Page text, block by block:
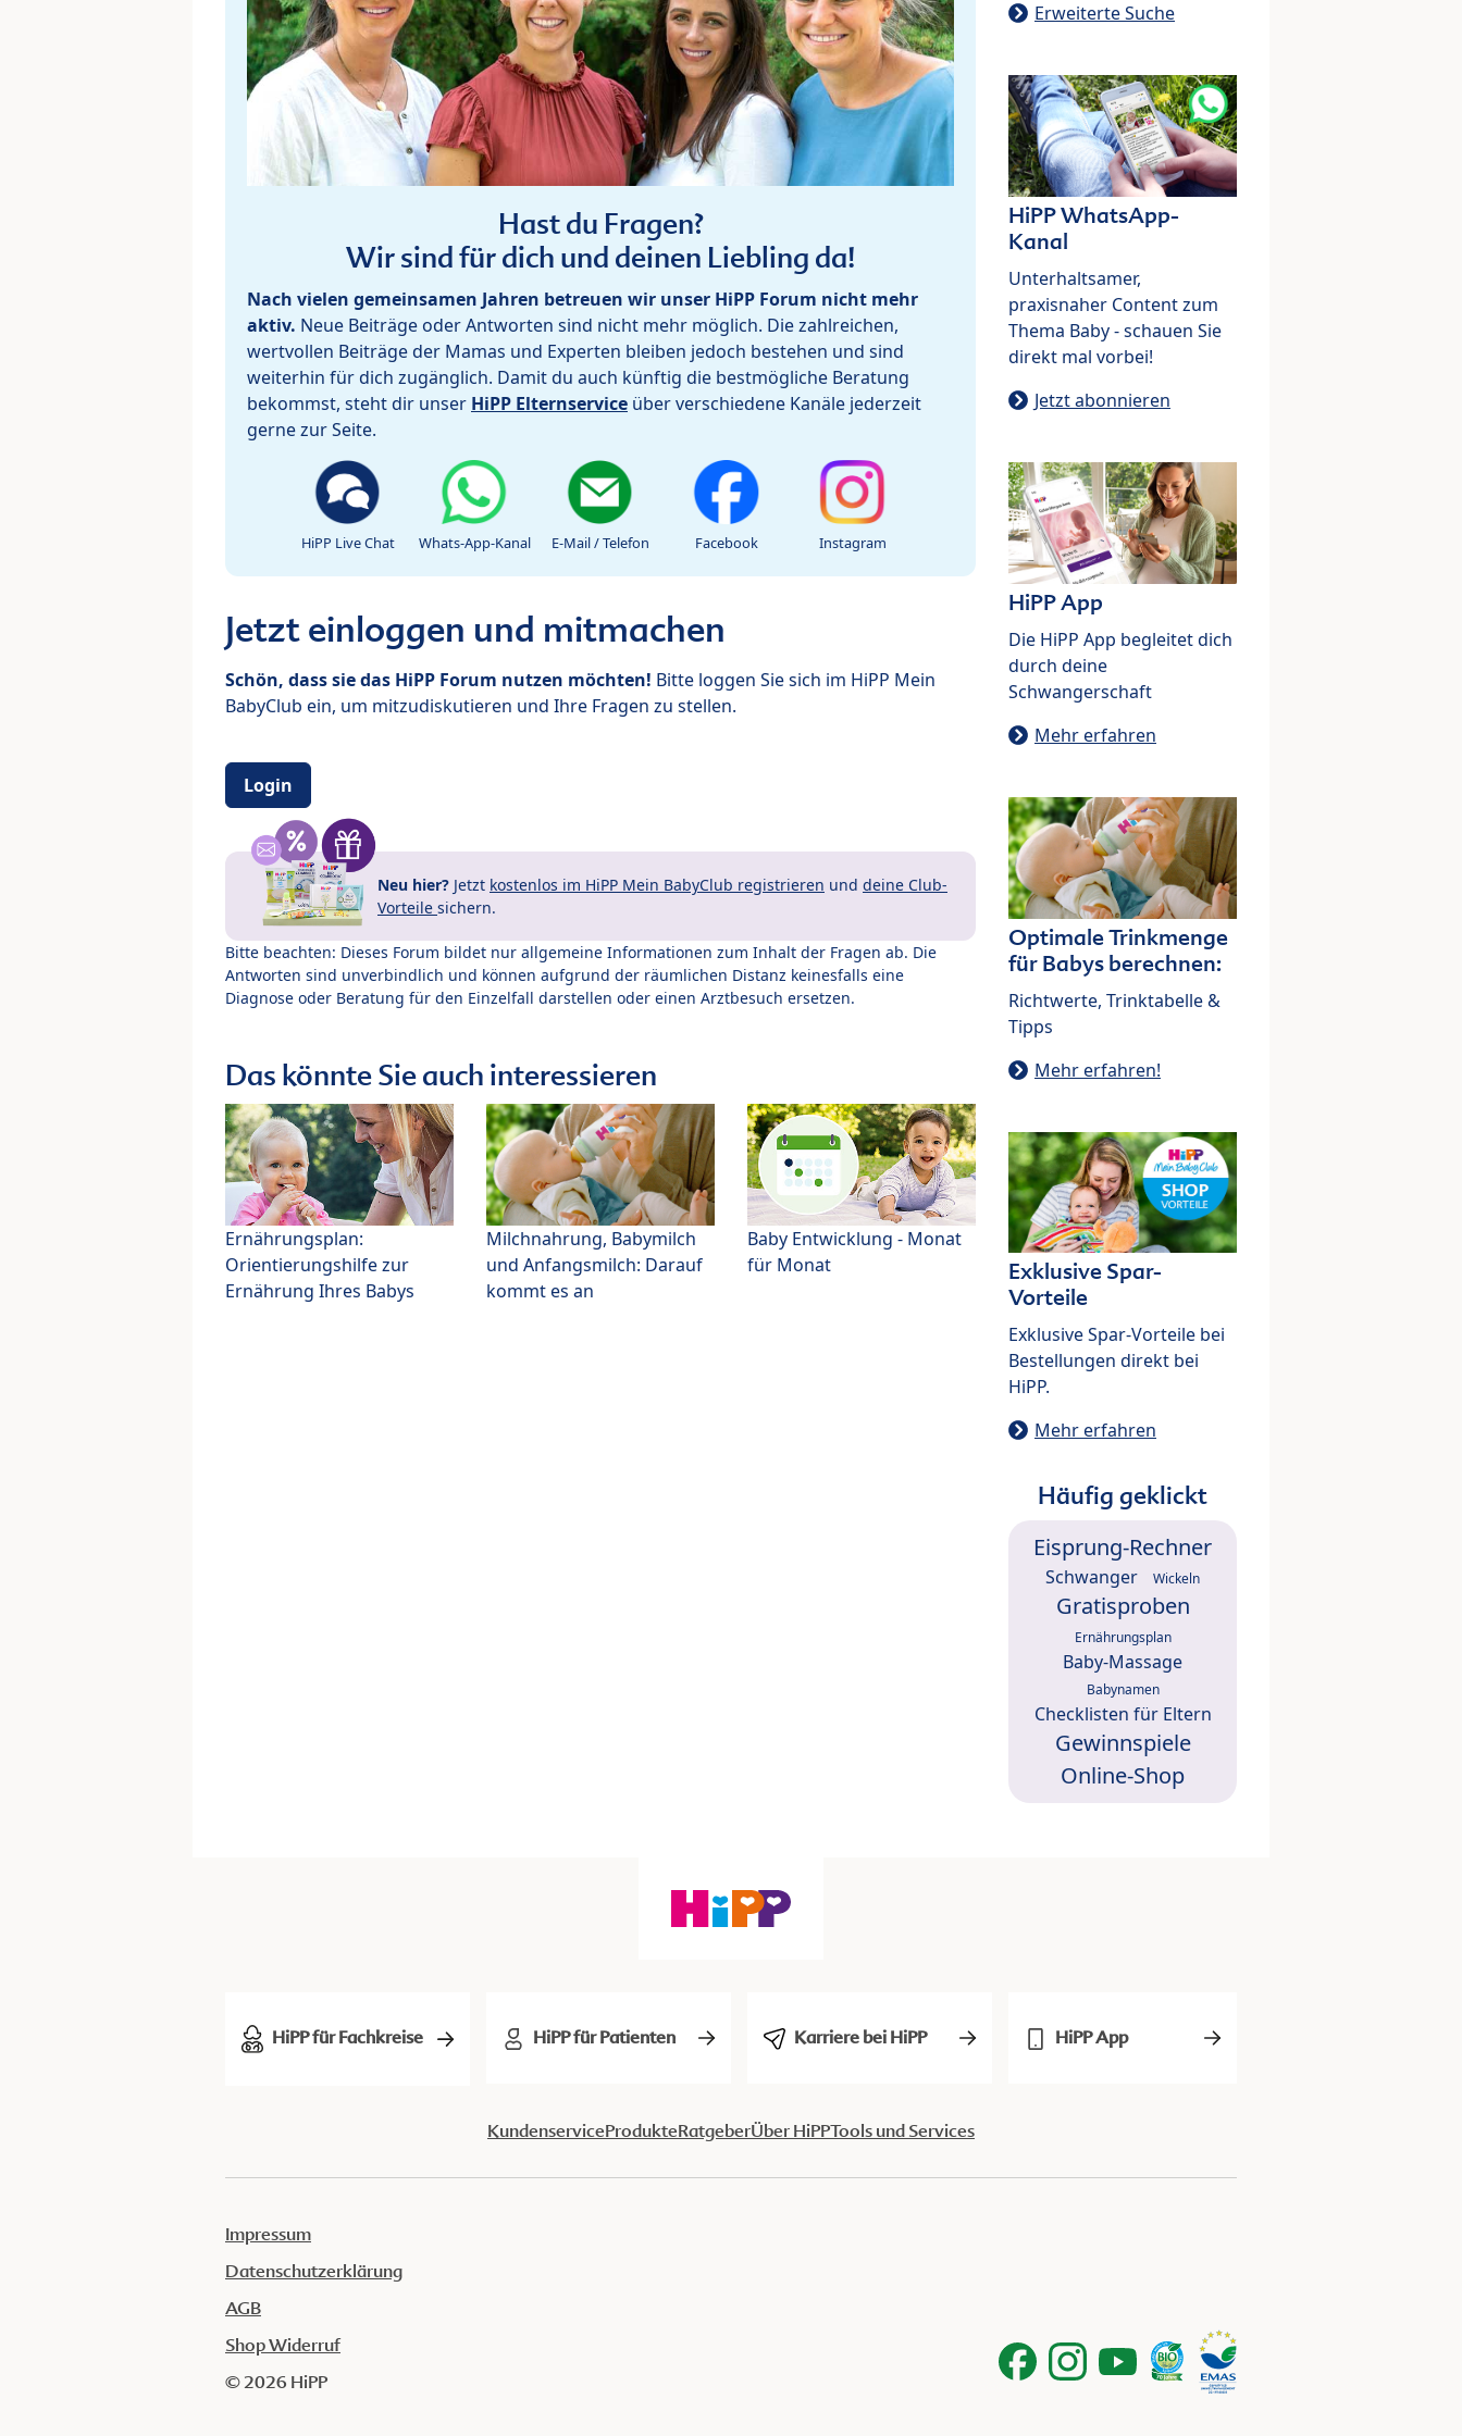
Hast du Fragen?
Wir sind für dich und deinen Liebling da!
Nach vielen gemeinsamen Jahren betreuen wir unser HiPP Forum nicht mehr
aktiv. Neue Beiträge oder Antworten sind nicht mehr möglich. Die zahlreichen,
wertvollen Beiträge der Mamas und Experten bleiben jedoch bestehen und sind
weiterhin für dich zugänglich. Damit du auch künftig die bestmögliche Beratung
bekommst, steht dir unser HiPP Elternservice über verschiedene Kanäle jederzeit
gerne zur Seite.
HiPP Live Chat Whats-App-Kanal E-Mail / Telefon Facebook Instagram
Jetzt einloggen und mitmachen
Schön, dass sie das HiPP Forum nutzen möchten! Bitte loggen Sie sich im HiPP Mein
BabyClub ein, um mitzudiskutieren und Ihre Fragen zu stellen.
Login
Neu hier? Jetzt kostenlos im HiPP Mein BabyClub registrieren und deine Club-
Vorteile sichern.
Bitte beachten: Dieses Forum bildet nur allgemeine Informationen zum Inhalt der Fragen ab. Die
Antworten sind unverbindlich und können aufgrund der räumlichen Distanz keinesfalls eine
Diagnose oder Beratung für den Einzelfall darstellen oder einen Arztbesuch ersetzen.
Das könnte Sie auch interessieren
Ernährungsplan:
Orientierungshilfe zur
Ernährung Ihres Babys
Milchnahrung, Babymilch
und Anfangsmilch: Darauf
kommt es an
Baby Entwicklung - Monat
für Monat
Erweiterte Suche
HiPP WhatsApp-
Kanal
Unterhaltsamer,
praxisnaher Content zum
Thema Baby - schauen Sie
direkt mal vorbei!
Jetzt abonnieren
HiPP App
Die HiPP App begleitet dich
durch deine
Schwangerschaft
Mehr erfahren
Optimale Trinkmenge
für Babys berechnen:
Richtwerte, Trinktabelle &
Tipps
Mehr erfahren!
Exklusive Spar-
Vorteile
Exklusive Spar-Vorteile bei
Bestellungen direkt bei
HiPP.
Mehr erfahren
Häufig geklickt
Eisprung-Rechner
Schwanger Wickeln
Gratisproben
Ernährungsplan
Baby-Massage
Babynamen
Checklisten für Eltern
Gewinnspiele
Online-Shop
HiPP für Fachkreise HiPP für Patienten Karriere bei HiPP HiPP App
KundenserviceProdukteRatgeberÜber HiPPTools und Services
Impressum
Datenschutzerklärung
AGB
Shop Widerruf
© 2026 HiPP